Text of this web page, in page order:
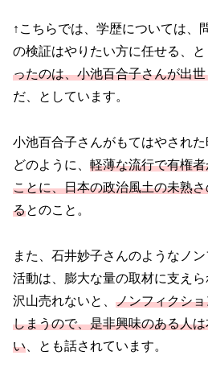
↑こちらでは、学歴については、
の検証はやりたい方に任せる、と
ったのは、小池百合子さんが出
だ、としています。
小池百合子さんがもてはやされ
どのように、 軽薄な流行で有権
ことに、日本の政治風土の未熟
るとのこと。
また、石井妙子さんのようなノ
活動は、膨大な量の取材に支え
沢山売れないと、 ノンフィクシ
しまうので、是非興味のある人
い 、とも話されています。